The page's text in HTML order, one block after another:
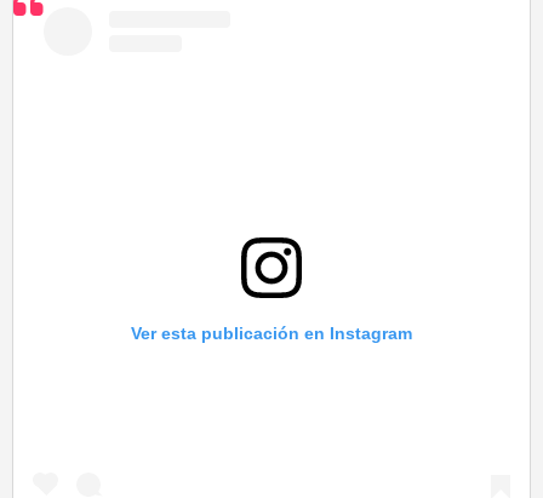
Ver esta publicación en Instagram